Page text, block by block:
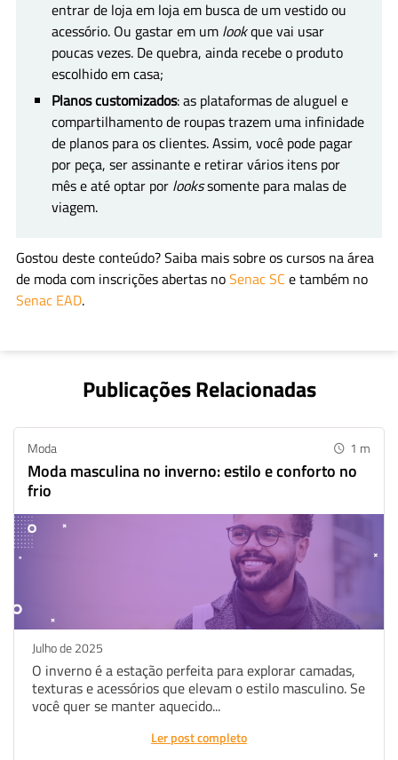
entrar de loja em loja em busca de um vestido ou
acessório. Ou gastar em um lookque vai usar
poucas vezes. De quebra, ainda recebe o produto
escolhido em casa;
Planos customizados: as plataformas de aluguel e
compartilhamento de roupas trazem uma infinidade
de planos para os clientes. Assim, você pode pagar
por peça, ser assinante e retirar vários itens por
mês e até optar por lookssomente para malas de
viagem.
Gostou deste conteúdo? Saiba mais sobre os cursos na área
de moda com inscrições abertas noSenac SC e também no
Senac EAD.
Publicações Relacionadas
Moda 1 m
Moda masculina no inverno: estilo e conforto no
frio
Julho de 2025
O inverno é a estação perfeita para explorar camadas,
texturas e acessórios que elevam o estilo masculino. Se
você quer se manter aquecido...
Ler post completo